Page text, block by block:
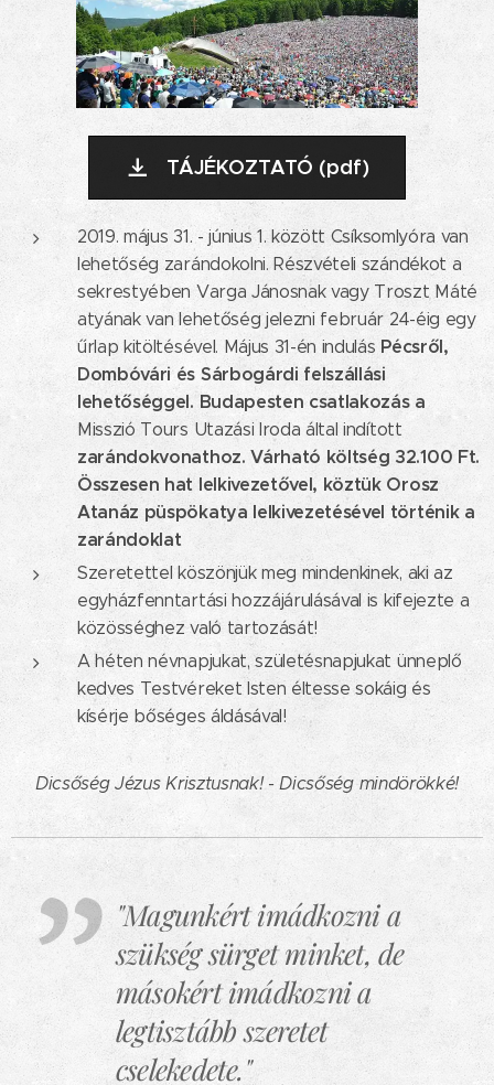
TÁJÉKOZTATÓ (pdf)
2019. május 31. - június 1. között Csíksomlyóra van
lehetőség zarándokolni. Részvételi szándékot a
sekrestyében Varga Jánosnak vagy Troszt Máté
atyának van lehetőség jelezni február 24-éig egy
űrlap kitöltésével. Május 31-én indulás Pécsről,
Dombóvári és Sárbogárdi felszállási
lehetőséggel. Budapesten csatlakozás a
Misszió Tours Utazási Iroda által indított
zarándokvonathoz. Várható költség 32.100 Ft.
Összesen hat lelkivezetővel, köztük Orosz
Atanáz püspökatya lelkivezetésével történik a
zarándoklat
Szeretettel köszönjük meg mindenkinek, aki az
egyházfenntartási hozzájárulásával is kifejezte a
közösséghez való tartozását!
A héten névnapjukat, születésnapjukat ünneplő
kedves Testvéreket Isten éltesse sokáig és
kísérje bőséges áldásával!
Dicsőség Jézus Krisztusnak! - Dicsőség mindörökké!
"Magunkért imádkozni a
szükség sürget minket, de
másokért imádkozni a
legtisztább szeretet
cselekedete."